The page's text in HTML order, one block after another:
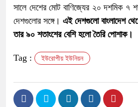
সালে দেশের মোট বাণিজ্যের ২০ দশমিক ৭
দেশগুলোর সঙ্গে। এই দেশগুলো বাংলাদেশ
তার ৯০ শতাংশের বেশি হলো তৈরি পোশাক।
Tag : ইউরোপীয় ইউনিয়ন